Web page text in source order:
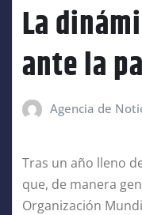
La
ante la
Agencia de
Tras un año lleno
que, de manera
Organización